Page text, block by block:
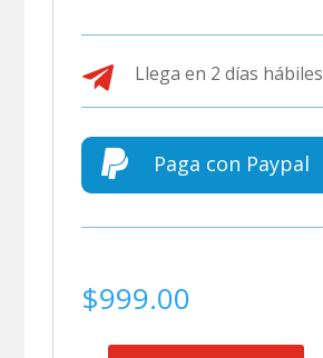
 Llega en 2 días hábiles
 Paga con Paypal
$999.00